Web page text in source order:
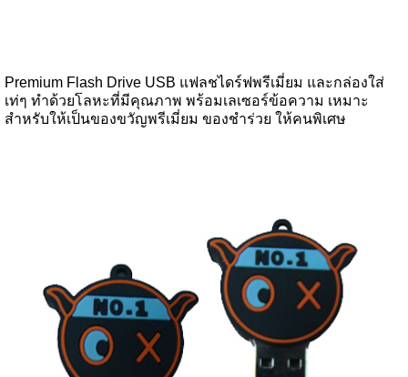
Premium Flash Drive USB แฟลชไดร์ฟพรีเมี่ยม และกล่องใส่
เท่ๆ ทำด้วยโลหะที่มีคุณภาพ พร้อมเลเซอร์ข้อความ เหมาะ
สำหรับให้เป็นของขวัญพรีเมี่ยม ของชำร่วย ให้คนพิเศษ